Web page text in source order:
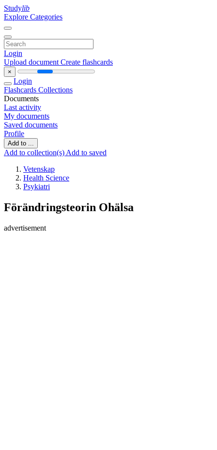
Studylib
Explore Categories
Login
Upload document Create flashcards
×
Login
Flashcards Collections
Documents
Last activity
My documents
Saved documents
Profile
Add to ...
Add to collection(s) Add to saved
Vetenskap
Health Science
Psykiatri
Förändringsteorin Ohälsa
advertisement